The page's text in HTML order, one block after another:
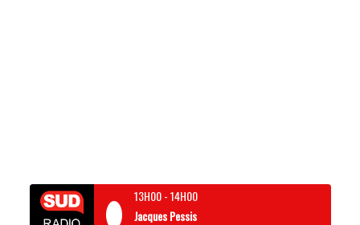
13H00-14H00
Jacques Pessis